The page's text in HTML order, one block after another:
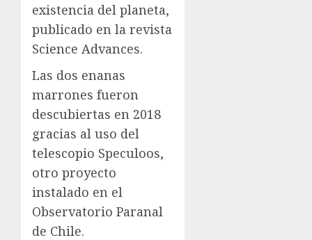
existencia del planeta,
publicado en la revista
Science Advances.
Las dos enanas
marrones fueron
descubiertas en 2018
gracias al uso del
telescopio Speculoos,
otro proyecto
instalado en el
Observatorio Paranal
de Chile.